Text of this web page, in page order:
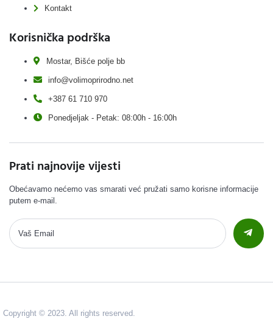
Kontakt
Korisnička podrška
Mostar, Bišće polje bb
info@volimoprirodno.net
+387 61 710 970
Ponedjeljak - Petak: 08:00h - 16:00h
Prati najnovije vijesti
Obećavamo nećemo vas smarati već pružati samo korisne informacije
putem e-mail.
Copyright © 2023. All rights reserved.